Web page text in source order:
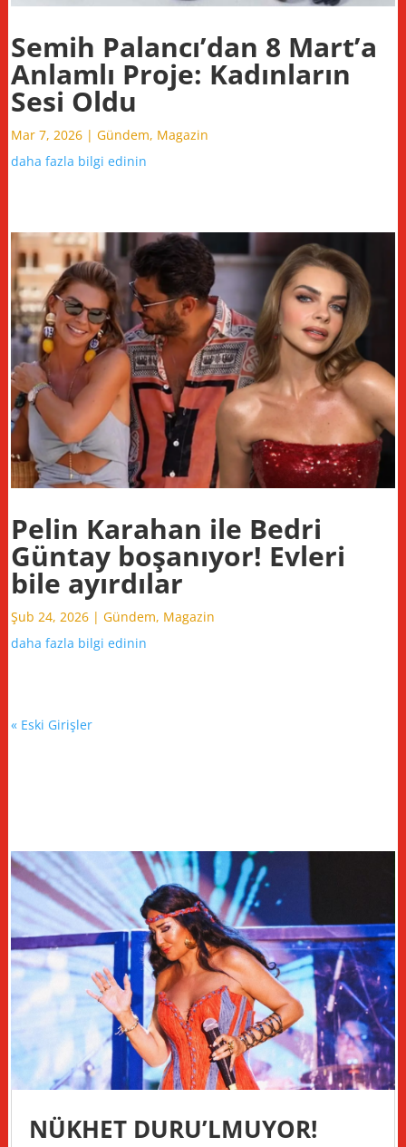
Semih Palancı’dan 8 Mart’a
Anlamlı Proje: Kadınların
Sesi Oldu
Mar 7, 2026 | Gündem, Magazin
daha fazla bilgi edinin
Pelin Karahan ile Bedri
Güntay boşanıyor! Evleri
bile ayırdılar
Şub 24, 2026 | Gündem, Magazin
daha fazla bilgi edinin
« Eski Girişler
NÜKHET DURU’LMUYOR!